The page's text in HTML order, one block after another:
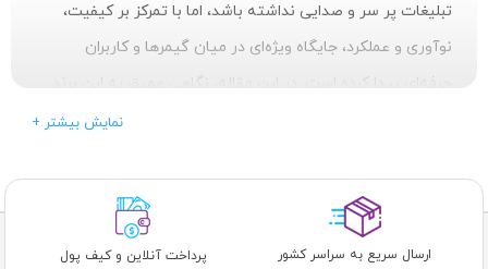
تبلیغات پر سر و صدایی نداشته باشد، اما با تمرکز بر کیفیت،
نوآوری و عملکرد، جایگاه ویژه‌ای در میان گیمرها و کاربران
حرفه‌ای پیدا کرده است. در این مقاله، نگاهی عمیق به این برند
هنگ کنگی(البته دفتر این شرکت سال 2024 به سنگاپور منتقل
کامپیوترهای کوچک (Mini PC) آن را بررسی می‌کنیم.
+ نمایش بیشتر
ارسال سریع به سراسر کشور پرداخت آنلاین و کیف پول